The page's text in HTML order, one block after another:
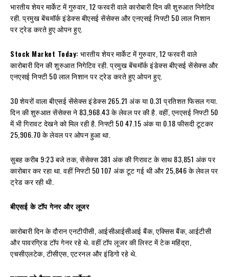
भारतीय शेयर मार्केट में गुरुवार, 12 फरवरी वाले कारोबारी दिन की शुरुआत निगेटिव
रही. प्रमुख बेंचमॉर्क इंडेक्स बीएसई सेंसेक्स और एनएसई निफ्टी 50 लाल निशान
पर ट्रेड करते हुए ओपन हुए.
Stock Market Today:भारतीय शेयर मार्केट में गुरुवार, 12 फरवरी वाले
कारोबारी दिन की शुरुआत निगेटिव रही. प्रमुख बेंचमॉर्क इंडेक्स बीएसई सेंसेक्स और
एनएसई निफ्टी 50 लाल निशान पर ट्रेड करते हुए ओपन हुए.
30 शेयरों वाला बीएसई सेंसेक्स इंडेक्स 265.21 अंक या 0.31 प्रतिशत फिसल गया.
दिन की शुरुआत सेंसेक्स ने 83,968.43 के लेवल पर की है. वहीं, एनएसई निफ्टी 50
में भी गिरावट देखने को मिल रही है. निफ्टी 50 47.15 अंक या 0.18 फीसदी टूटकर
25,906.70 के लेवल पर ओपन हुआ था.
सुबह करीब 9:23 बजे तक, सेंसेक्स 381 अंक की गिरावट के साथ 83,851 अंक पर
कारोबार कर रहा था. वहीं निफ्टी 50 107 अंक टूट गई थी और 25,846 के लेवल पर
ट्रेड कर रही थी.
बीएसई के टॉप गेनर और लूजर
कारोबारी दिन के दौरान एनटीपीसी, आईसीआईसीआई बैंक, एक्सिस बैंक, आईटीसी
और पावरग्रिड टॉप गेनर रहे थे. वहीं टॉप लूजर की लिस्ट में टेक महिंद्रा,
एचसीएलटेक, टीसीएस, एटरनल और इंडिगो रहे थे.